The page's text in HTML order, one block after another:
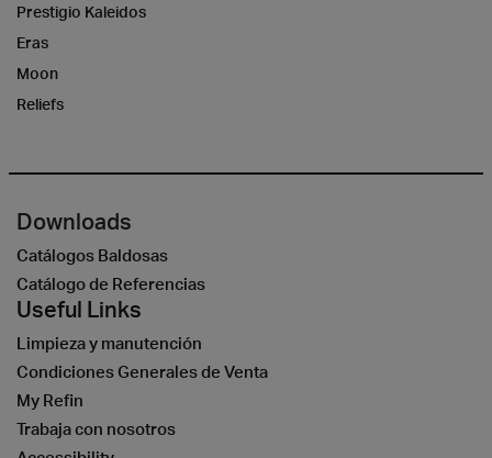
Prestigio Kaleidos
Eras
Moon
Reliefs
Downloads
Catálogos Baldosas
Catálogo de Referencias
Useful Links
Limpieza y manutención
Condiciones Generales de Venta
My Refin
Trabaja con nosotros